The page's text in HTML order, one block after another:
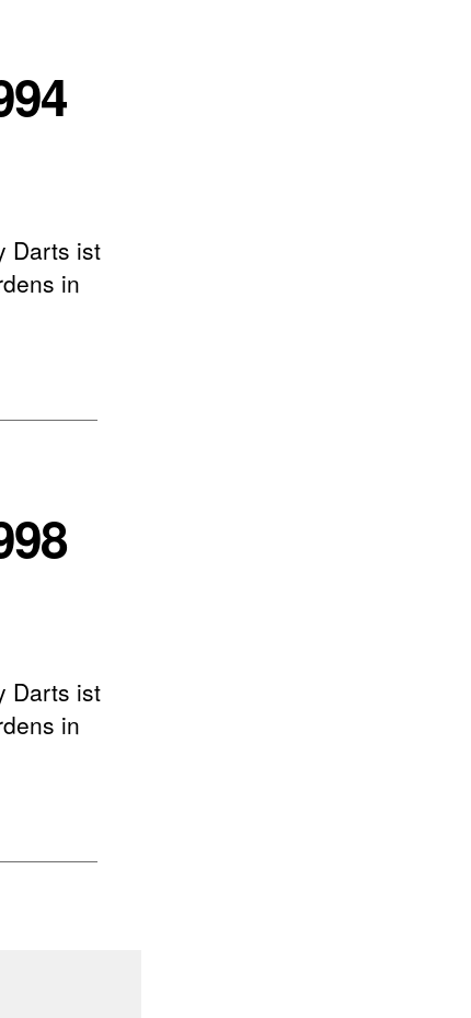
Darts ist
in
Darts ist
in